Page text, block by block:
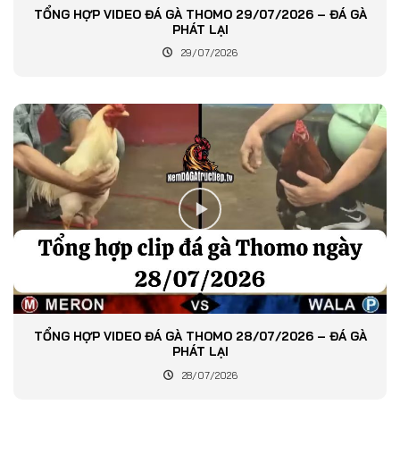
TỔNG HỢP VIDEO ĐÁ GÀ THOMO 29/07/2026 – ĐÁ GÀ
PHÁT LẠI
29/07/2026
TỔNG HỢP VIDEO ĐÁ GÀ THOMO 28/07/2026 – ĐÁ GÀ
PHÁT LẠI
28/07/2026